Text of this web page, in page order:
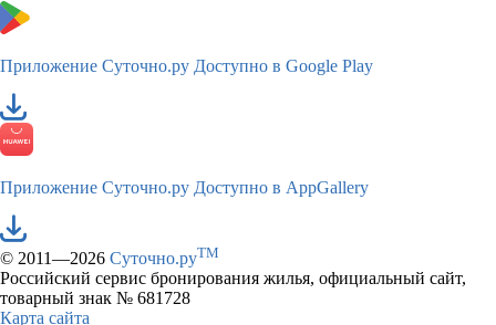
Приложение Суточно.ру Доступно в Google Play
Приложение Суточно.ру Доступно в AppGallery
© 2011—2026 Суточно.руTM
Российский сервис бронирования жилья, официальный сайт,
товарный знак № 681728
Карта сайта